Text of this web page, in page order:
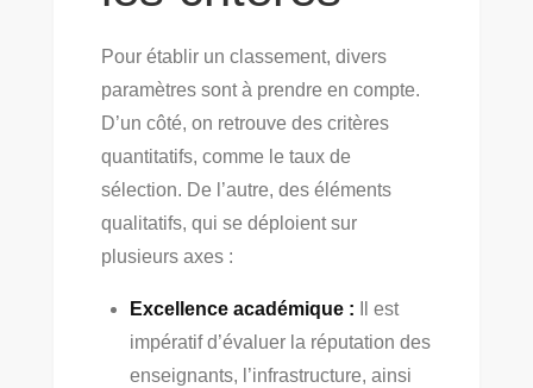
Pour établir un classement, divers
paramètres sont à prendre en compte.
D’un côté, on retrouve des critères
quantitatifs, comme le taux de
sélection. De l’autre, des éléments
qualitatifs, qui se déploient sur
plusieurs axes :
Excellence académique :
Il est
impératif d’évaluer la réputation des
enseignants, l’infrastructure, ainsi